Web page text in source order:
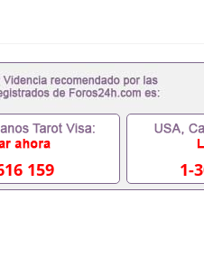
学校、转学，甚至是申请工签
业证成绩单可以办学历认证吗
毕业证会查吗551190476入职
不到毕业证怎么办, 毕业证丢了
中途辍学、挂科而没有正常毕
正常毕业而导致回国得不到教
作没有文凭怎么办,怎么办理本科
文凭可靠吗551190476哪里可
学文凭可以打工作吗
申请学校办理假的毕业证成绩
159 1-